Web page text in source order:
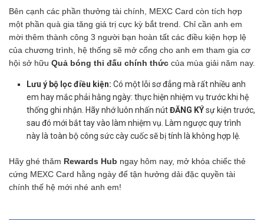
Bên cạnh các phần thưởng tài chính, MEXC Card còn tích hợp
một phần quà gia tăng giá trị cực kỳ bắt trend. Chỉ cần anh em
mời thêm thành công 3 người bạn hoàn tất các điều kiện hợp lệ
của chương trình, hệ thống sẽ mở cổng cho anh em tham gia cơ
hội sở hữu Quả bóng thi đấu chính thức của mùa giải năm nay.
Lưu ý bộ lọc điều kiện: Có một lỗi sơ đẳng mà rất nhiều anh
em hay mắc phải hằng ngày: thực hiện nhiệm vụ trước khi hệ
thống ghi nhận. Hãy nhớ luôn nhấn nútĐĂNG KÝsự kiện trước,
sau đó mới bắt tay vào làm nhiệm vụ. Làm ngược quy trình
này là toàn bộ công sức cày cuốc sẽ bị tính là không hợp lệ.
Hãy ghé thăm Rewards Hub ngay hôm nay, mở khóa chiếc thẻ
cứng MEXC Card hằng ngày để tận hưởng dải đặc quyền tài
chính thế hệ mới nhé anh em!